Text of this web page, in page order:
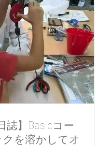
誌】Basicコー
を溶かしてオ